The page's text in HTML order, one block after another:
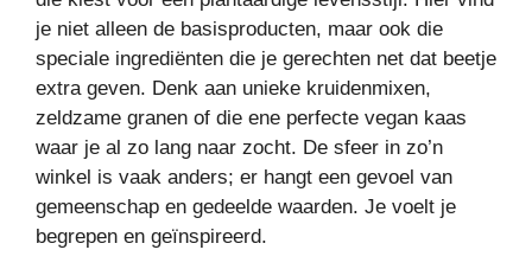
je niet alleen de basisproducten, maar ook die
speciale ingrediënten die je gerechten net dat beetje
extra geven. Denk aan unieke kruidenmixen,
zeldzame granen of die ene perfecte vegan kaas
waar je al zo lang naar zocht. De sfeer in zo’n
winkel is vaak anders; er hangt een gevoel van
gemeenschap en gedeelde waarden. Je voelt je
begrepen en geïnspireerd.